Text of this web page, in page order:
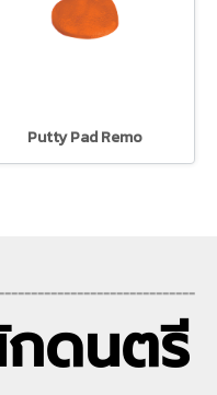
Putty Pad Remo
กดนตรี